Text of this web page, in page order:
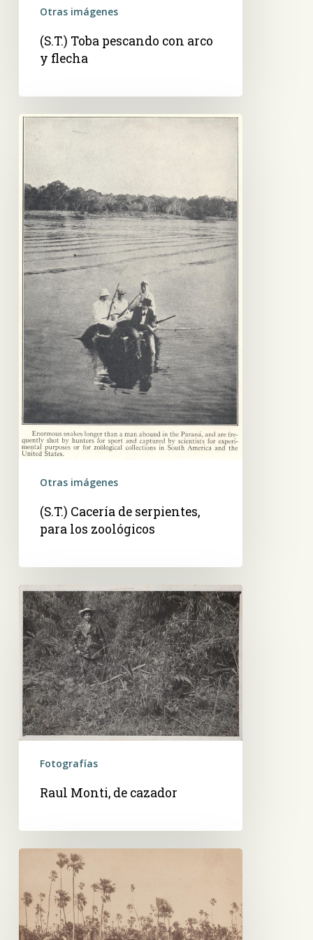
Otras imágenes
(S.T.) Toba pescando con arco
y flecha
(S.T.)
Cacería
serpientes,
para
los
zoológicos
Otras imágenes
(S.T.) Cacería de serpientes,
para los zoológicos
Raul
Monti,
de
cazador
Fotografías
Raul Monti, de cazador
ciervo
en
el